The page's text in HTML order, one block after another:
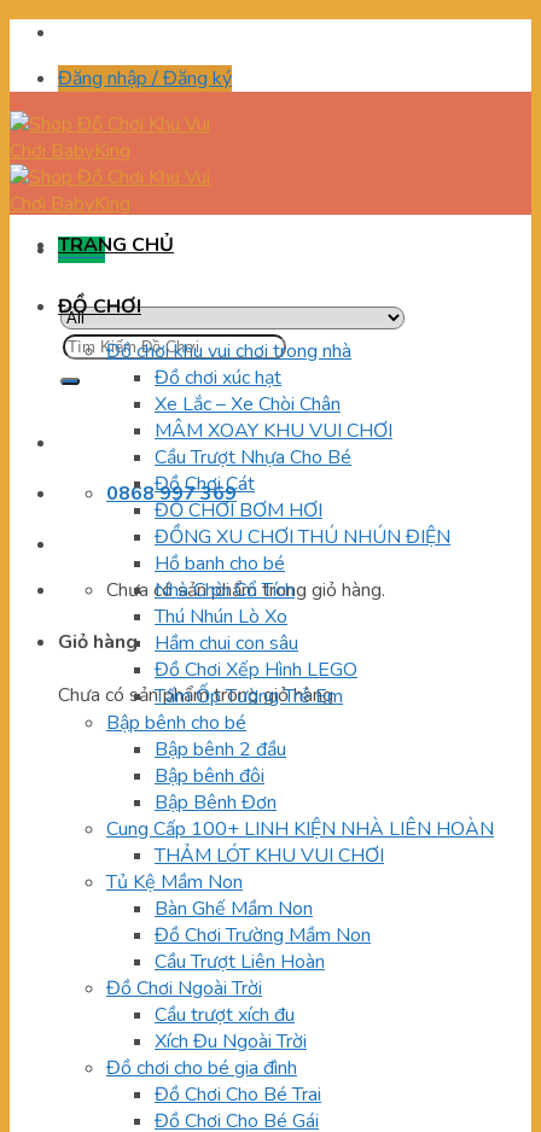
Skip
contentĐăng nhập / Đăng ký
Menu
Tìm
kiếm:
0868 997 369
Chưa có sản phẩm trong giỏ hàng.
Giỏ hàng
Chưa có sản phẩm trong giỏ hàng.
TRANG CHỦ
ĐỒ CHƠI
Đồ chơi khu vui chơi trong nhà
Đồ chơi xúc hạt
Xe Lắc – Xe Chòi Chân
MÂM XOAY KHU VUI CHƠI
Cầu Trượt Nhựa Cho Bé
Đồ Chơi Cát
ĐỒ CHƠI BƠM HƠI
ĐỒNG XU CHƠI THÚ NHÚN ĐIỆN
Hồ banh cho bé
Nhà Chòi Cổ Tích
Thú Nhún Lò Xo
Hầm chui con sâu
Đồ Chơi Xếp Hình LEGO
Tấm Ốp Tường Trẻ Em
Bập bênh cho bé
Bập bênh 2 đầu
Bập bênh đôi
Bập Bênh Đơn
Cung Cấp 100+ LINH KIỆN NHÀ LIÊN HOÀN
THẢM LÓT KHU VUI CHƠI
Tủ Kệ Mầm Non
Bàn Ghế Mầm Non
Đồ Chơi Trường Mầm Non
Cầu Trượt Liên Hoàn
Đồ Chơi Ngoài Trời
Cầu trượt xích đu
Xích Đu Ngoài Trời
Đồ chơi cho bé gia đình
Đồ Chơi Cho Bé Trai
Đồ Chơi Cho Bé Gái